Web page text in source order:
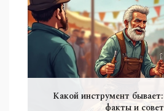
Какой инструмент
факты и